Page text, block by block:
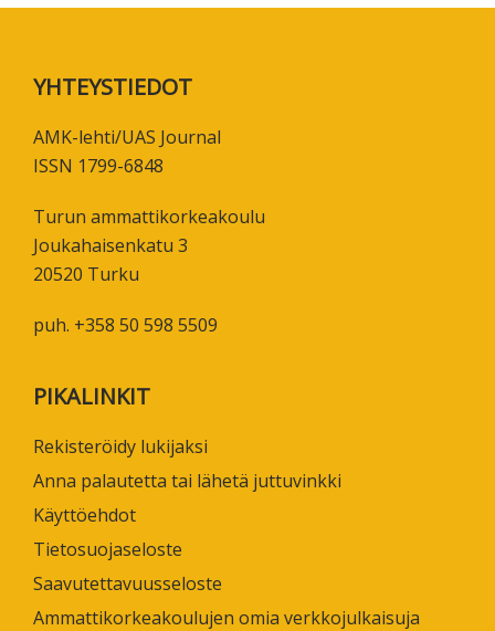
Footer
YHTEYSTIEDOT
AMK-lehti/UAS Journal
ISSN 1799-6848
Turun ammattikorkeakoulu
Joukahaisenkatu 3
20520 Turku
puh. +358 50 598 5509
PIKALINKIT
Rekisteröidy lukijaksi
Anna palautetta tai lähetä juttuvinkki
Käyttöehdot
Tietosuojaseloste
Saavutettavuusseloste
Ammattikorkeakoulujen omia verkkojulkaisuja